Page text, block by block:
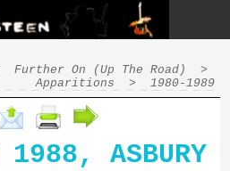
Further On (Up The Road)
>
Apparitions
> 1980-1989
1988, ASBURY